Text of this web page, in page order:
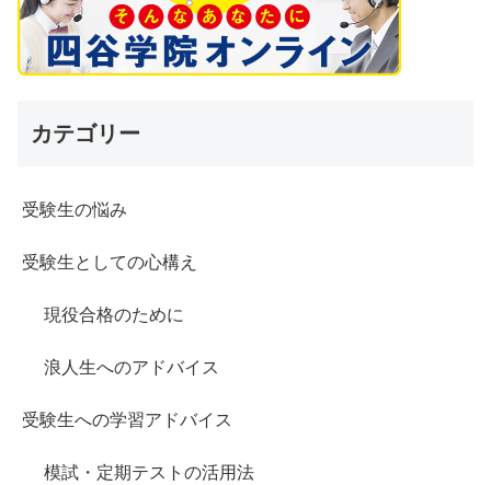
カテゴリー
受験生の悩み
受験生としての心構え
現役合格のために
浪人生へのアドバイス
受験生への学習アドバイス
模試・定期テストの活用法